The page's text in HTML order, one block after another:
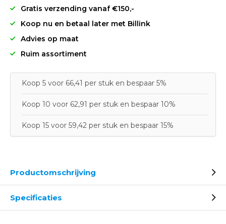
Gratis verzending vanaf €150,-
Koop nu en betaal later met Billink
Advies op maat
Ruim assortiment
Koop 5 voor 66,41 per stuk en bespaar 5%
Koop 10 voor 62,91 per stuk en bespaar 10%
Koop 15 voor 59,42 per stuk en bespaar 15%
Productomschrijving
Specificaties